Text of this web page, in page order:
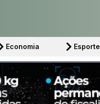
Economia Esporte